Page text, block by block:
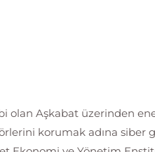
olan Aşkabat üzerinden
korumak adına